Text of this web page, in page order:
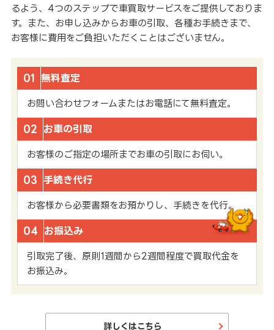
るよう、4つのステップで車買取サービスをご提供しておりま
す。また、お申し込みからお車の引取、各種お手続きまで、
お客様に費用をご負担いただくことはございません。
01 無料査定
お問い合わせフォームまたはお電話にて無料査定。
02 お車の引取
お客様のご指定の場所までお車の引取にお伺い。
03 手続き代行
お客様から必要書類をお預かりし、手続きを代行。
04 お振込み
引取完了後、原則1週間から2週間程度で買取代金を
お振込み。
詳しくはこちら